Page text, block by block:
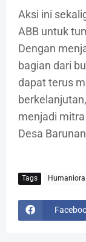
Aksi ini
ABB untuk
Dengan
bagian dari
dapat terus
menjadi
Desa
Tags Humaniora